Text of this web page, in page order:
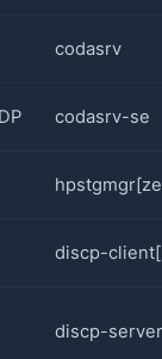
codasrv
codasrv-se
discp-
discp-